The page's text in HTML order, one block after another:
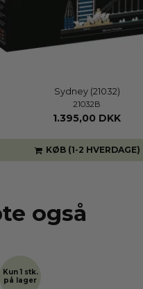
Sydney (21032)
21032B
1.395,00 DKK
KØB (1-2 HVERDAGE)
også
Kun 1 stk.
på lager